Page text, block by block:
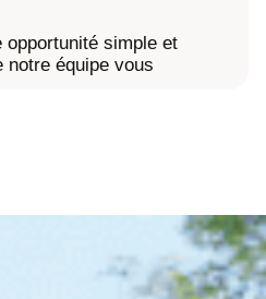
opportunité simple et
équipe vous